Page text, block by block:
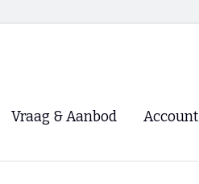
Vraag & Aanbod Account